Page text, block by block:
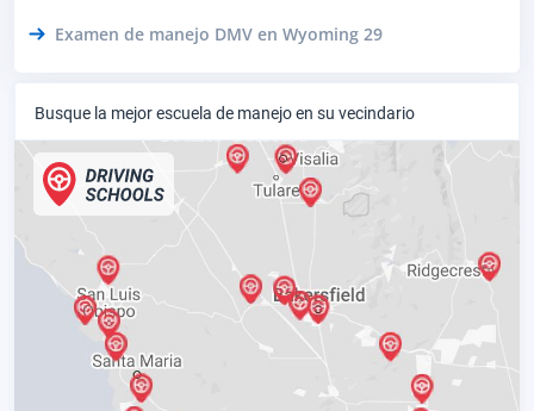
Examen de manejo DMV en Wyoming 29
Busque la mejor escuela de manejo en su vecindario